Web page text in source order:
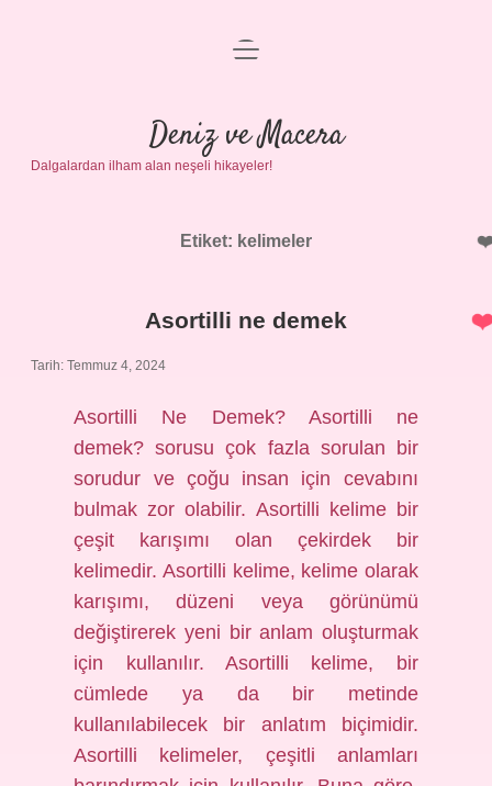
Anasayfa
Gizlilik Politikası
Yasal Uyarı
menüyü
Deniz ve Macera
Dalgalardan ilham alan neşeli hikayeler!
Etiket: kelimeler
Asortilli ne demek
Tarih: Temmuz 4, 2024
Asortilli Ne Demek? Asortilli ne
demek? sorusu çok fazla sorulan bir
sorudur ve çoğu insan için cevabını
bulmak zor olabilir. Asortilli kelime bir
çeşit karışımı olan çekirdek bir
kelimedir. Asortilli kelime, kelime olarak
karışımı, düzeni veya görünümü
değiştirerek yeni bir anlam oluşturmak
için kullanılır. Asortilli kelime, bir
cümlede ya da bir metinde
kullanılabilecek bir anlatım biçimidir.
Asortilli kelimeler, çeşitli anlamları